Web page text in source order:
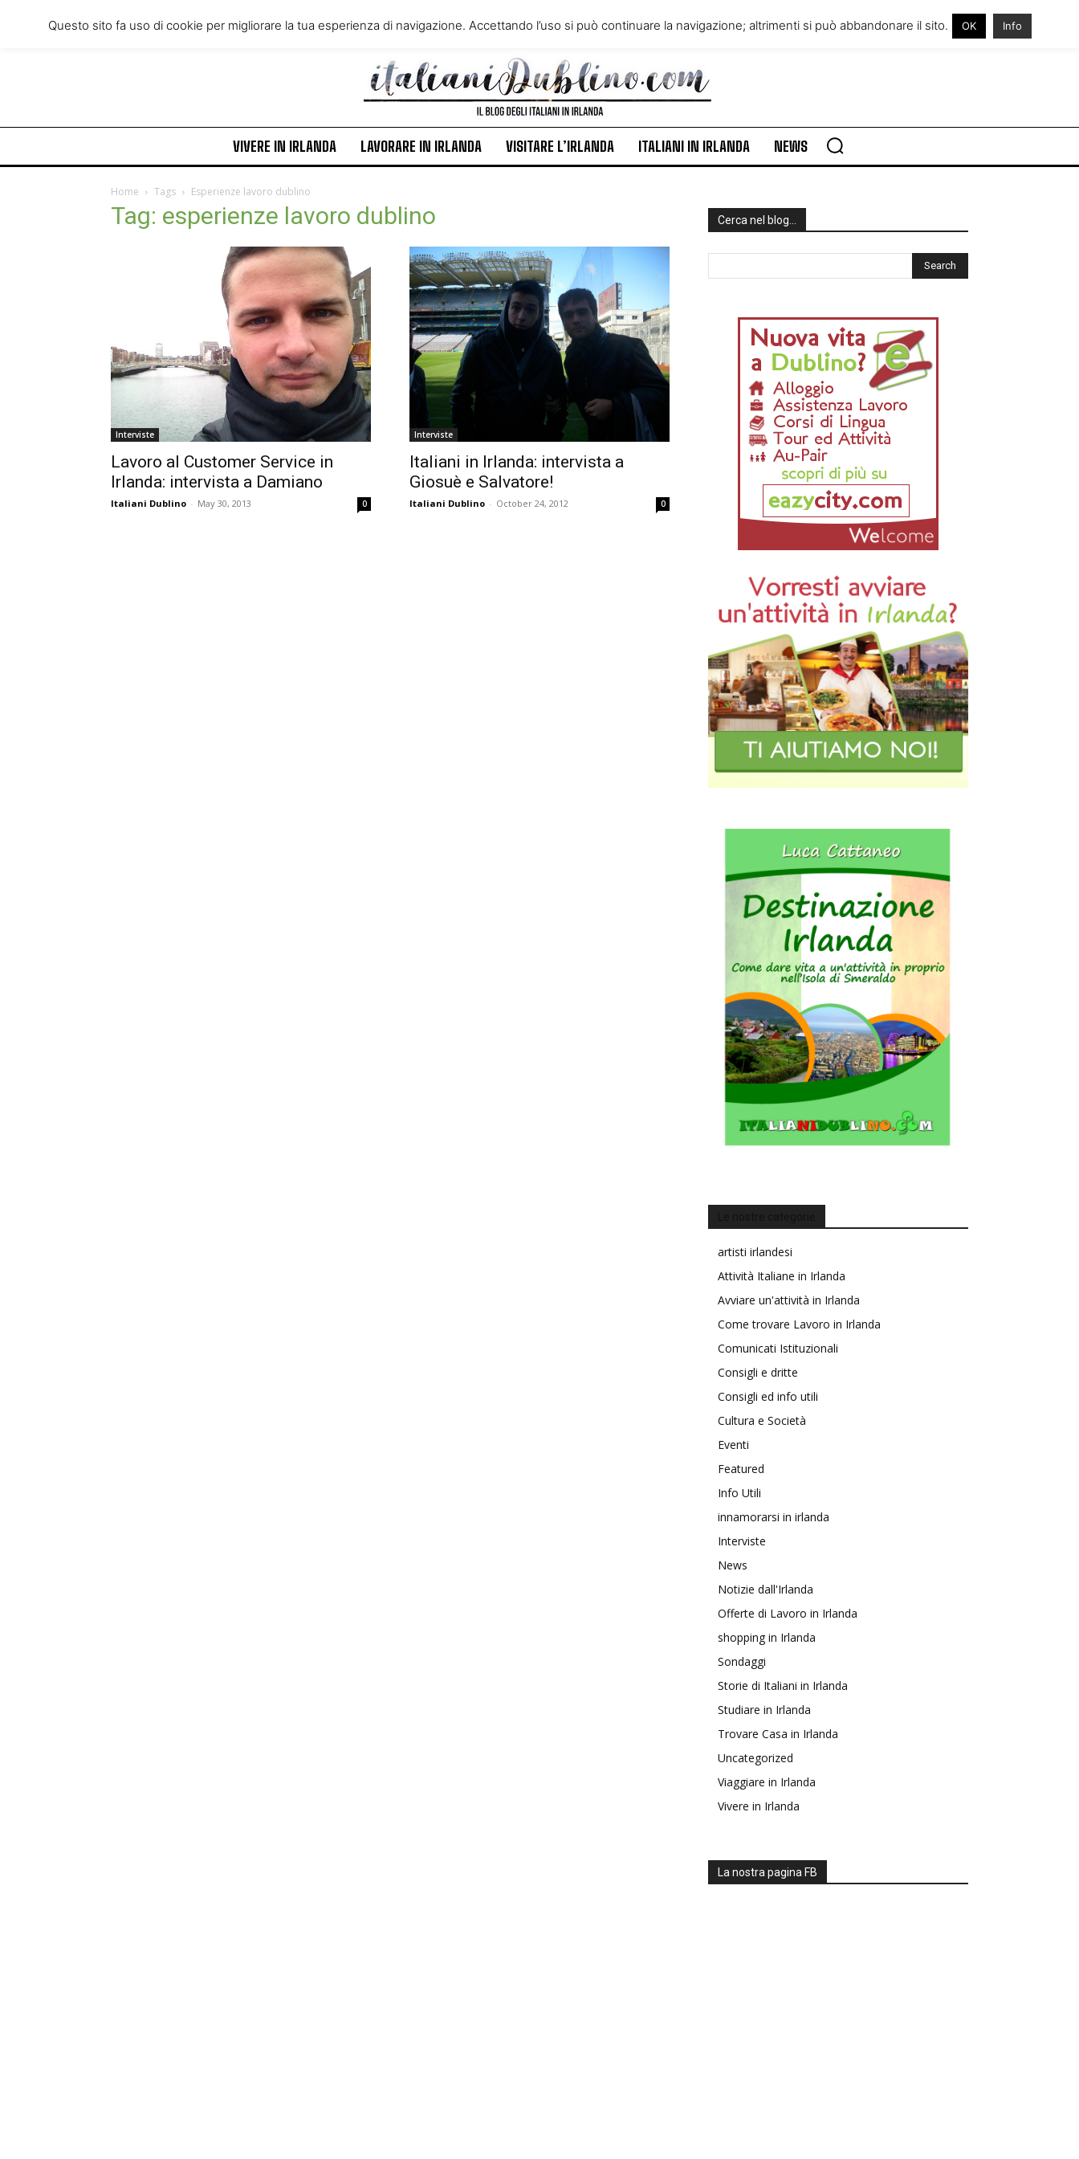
Thursday, August 6, 2026 VIVERE IN IRLANDA
VISITARE L’IRLANDA
ITALIANI IN IRLANDA
NEWS
VIVERE IN IRLANDA LAVORARE IN IRLANDA VISITARE L’IRLANDA ITALIANI IN IRLANDA NEWS
Home Tags Esperienze lavoro dublino
Tag: esperienze lavoro dublino
Interviste
Lavoro al Customer Service in
Irlanda: intervista a Damiano
Italiani Dublino - May 30, 2013 0
Interviste
Italiani in Irlanda: intervista a
Giosuè e Salvatore!
Italiani Dublino - October 24, 2012 0
Cerca nel blog…
artisti irlandesi
Attività Italiane in Irlanda
Avviare un'attività in Irlanda
Come trovare Lavoro in Irlanda
Comunicati Istituzionali
Consigli e dritte
Consigli ed info utili
Cultura e Società
Eventi
Featured
Info Utili
innamorarsi in irlanda
Interviste
News
Notizie dall'Irlanda
Offerte di Lavoro in Irlanda
shopping in Irlanda
Sondaggi
Storie di Italiani in Irlanda
Studiare in Irlanda
Trovare Casa in Irlanda
Uncategorized
Viaggiare in Irlanda
Vivere in Irlanda
La nostra pagina FB
Questo sito fa uso di cookie per migliorare la tua esperienza di navigazione. Accettando l’uso si può continuare la navigazione; altrimenti si può abbandonare il sito. OK Info